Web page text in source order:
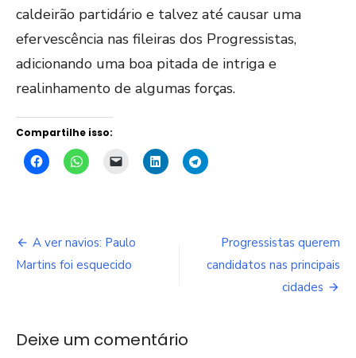
caldeirão partidário e talvez até causar uma
efervescência nas fileiras dos Progressistas,
adicionando uma boa pitada de intriga e
realinhamento de algumas forças.
Compartilhe isso:
Navegação
de
A ver navios: Paulo
Martins foi esquecido
Progressistas querem
candidatos nas principais
cidades
Deixe um comentário